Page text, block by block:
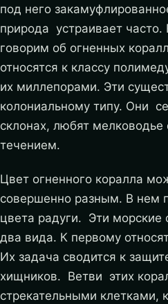
под него
природа устраивает
говорим об огненных
относятся к классу
их миллепорами. Эти
колониальному типу. Они
склонах, любят
течением.
Цвет огненного коралла
совершенно разным. В нем
цвета радуги. Эти морские
два вида. К первому
Их задача сводится к
хищников. Ветви этих
стрекательными клетками,